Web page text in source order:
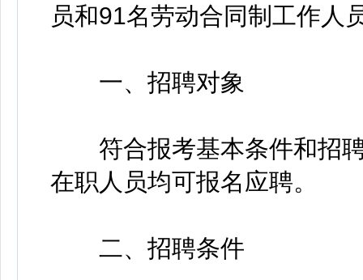
员和91名劳动合同制工作人
一、招聘对象
符合报考基本条件和招聘
在职人员均可报名应聘。
二、招聘条件